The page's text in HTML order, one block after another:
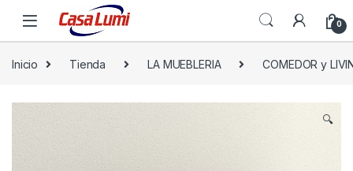
0
Inicio Tienda LA MUEBLERIA COMEDOR y
🔍